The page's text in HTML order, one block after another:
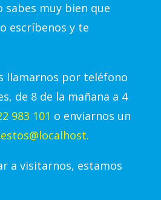
sabes muy bien que
escríbenos y te
llamarnos por teléfono
de 8 de la mañana a 4
983 101 o enviarnos un
a visitarnos, estamos